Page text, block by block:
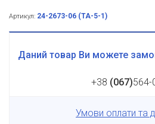
Артикул: 24-2673-06 (ТА-5-1)
Даний товар Ви можете
+38 (067)564-
Умови оплати та